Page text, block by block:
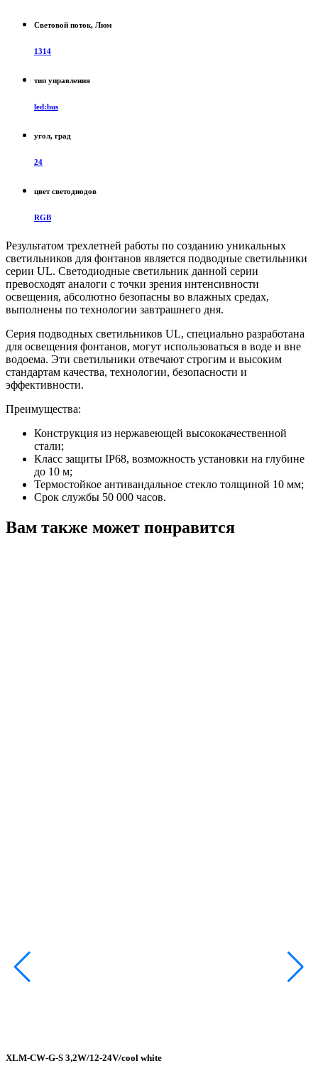
Световой поток, Люм
1314
тип управления
led:bus
угол, град
24
цвет светодиодов
RGB
Результатом трехлетней работы по созданию уникальных
светильников для фонтанов является подводные светильники
серии UL. Светодиодные светильник данной серии
превосходят аналоги с точки зрения интенсивности
освещения, абсолютно безопасны во влажных средах,
выполнены по технологии завтрашнего дня.
Серия подводных светильников UL, специально разработана
для освещения фонтанов, могут использоваться в воде и вне
водоема. Эти светильники отвечают строгим и высоким
стандартам качества, технологии, безопасности и
эффективности.
Преимущества:
Конструкция из нержавеющей высококачественной
стали;
Класс защиты IP68, возможность установки на глубине
до 10 м;
Термостойкое антивандальное стекло толщиной 10 мм;
Срок службы 50 000 часов.
Вам также может понравится
XLM-CW-G-S 3,2W/12-24V/cool white